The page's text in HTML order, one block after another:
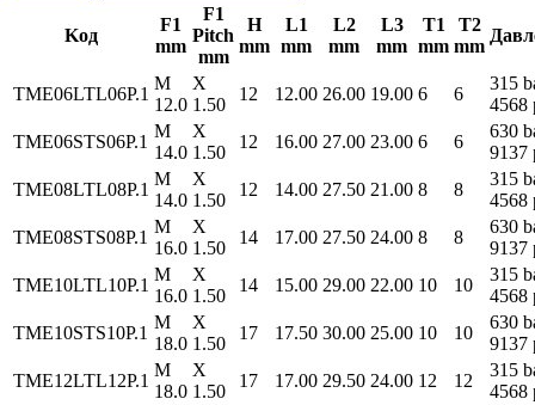
Koд
F1
mm
F1
Pitch
mm
H
mm
L1
mm
L2
mm
L3
mm
T1
mm
T2
mm
TME06LTL06P.1
M
12.0
X
1.50
12 12.00 26.00 19.00 6 6
315
4568
TME06STS06P.1
M
14.0
X
1.50
12 16.00 27.00 23.00 6 6
630
9137
TME08LTL08P.1
M
14.0
X
1.50
12 14.00 27.50 21.00 8 8
315
4568
TME08STS08P.1
M
16.0
X
1.50
14 17.00 27.50 24.00 8 8
630
9137
TME10LTL10P.1
M
16.0
X
1.50
14 15.00 29.00 22.00 10 10
315
4568
TME10STS10P.1
M
18.0
X
1.50
17 17.50 30.00 25.00 10 10
630
9137
TME12LTL12P.1
M
18.0
X
1.50
17 17.00 29.50 24.00 12 12
315
4568